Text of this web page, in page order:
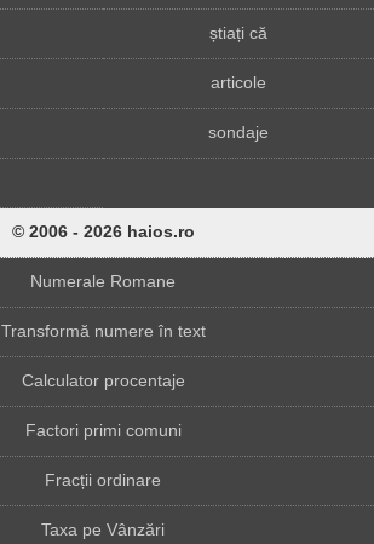
știați că
articole
sondaje
© 2006 - 2026 haios.ro
Numerale Romane
Transformă numere în text
Calculator procentaje
Factori primi comuni
Fracții ordinare
Taxa pe Vânzări